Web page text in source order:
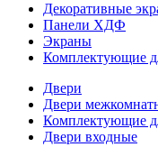
Декоративные
Панели ХДФ
Экраны
Комплектующие
Двери
Двери
Комплектующие
Двери входные